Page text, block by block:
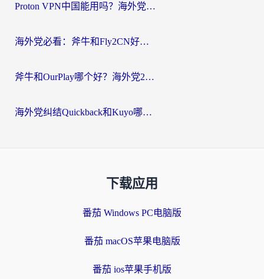
Proton VPN中国能用吗？海外党选回国加速器的避坑指南（附番茄加速器实测）
海外党必看：斧牛和Fly2CN好用吗？3招教你选对回国加速器（附免费试用攻略）
斧牛和OurPlay哪个好？海外党2026亲测：选对加速器，国内资源秒加载
海外党纠结Quickback和Kuyo哪个好？选对回国加速器才能无缝刷国内资源
下载应用
番茄 Windows PC电脑版
番茄 macOS苹果电脑版
番茄 ios苹果手机版